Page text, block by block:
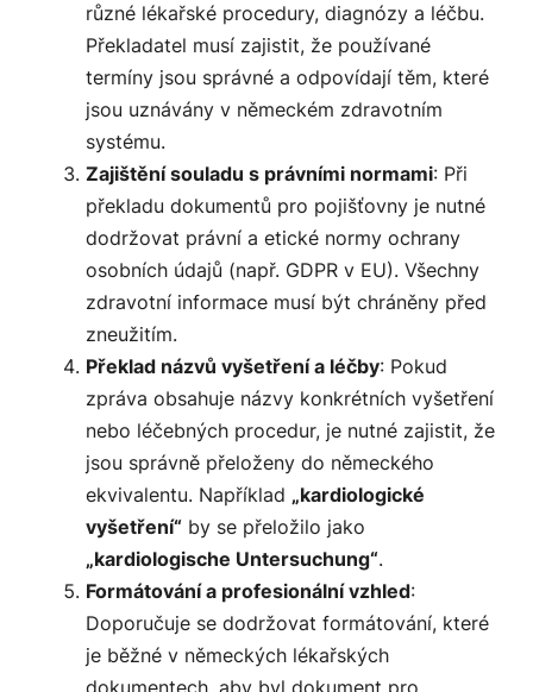
různé lékařské procedury, diagnózy a léčbu.
Překladatel musí zajistit, že používané
termíny jsou správné a odpovídají těm, které
jsou uznávány v německém zdravotním
systému.
Zajištění souladu s právními normami: Při
překladu dokumentů pro pojišťovny je nutné
dodržovat právní a etické normy ochrany
osobních údajů (např. GDPR v EU). Všechny
zdravotní informace musí být chráněny před
zneužitím.
Překlad názvů vyšetření a léčby: Pokud
zpráva obsahuje názvy konkrétních vyšetření
nebo léčebných procedur, je nutné zajistit, že
jsou správně přeloženy do německého
ekvivalentu. Například „kardiologické
vyšetření“ by se přeložilo jako
„kardiologische Untersuchung“.
Formátování a profesionální vzhled:
Doporučuje se dodržovat formátování, které
je běžné v německých lékařských